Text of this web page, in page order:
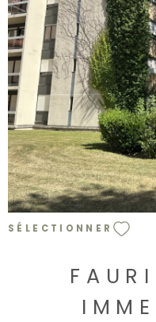
SÉLECTIONNER